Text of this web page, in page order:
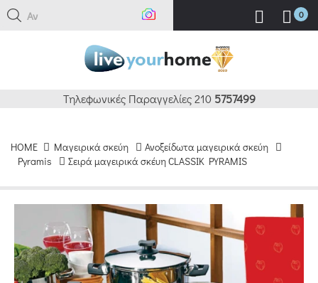
Αναζή 0
Τηλεφωνικές Παραγγελίες 210 5757499
HOME Μαγειρικά σκεύη
Ανοξείδωτα μαγειρικά σκεύη
Pyramis
Σειρά μαγειρικά σκέυη CLASSIK PYRAMIS